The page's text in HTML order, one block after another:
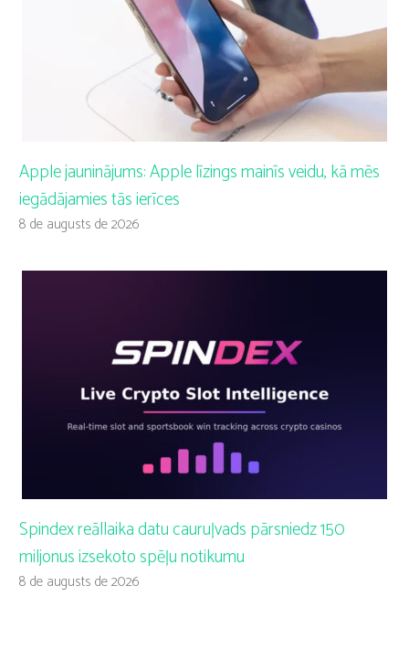
Apple jauninājums: Apple līzings mainīs veidu, kā mēs
iegādājamies tās ierīces
8 de augusts de 2026
Spindex reāllaika datu cauruļvads pārsniedz 150
miljonus izsekoto spēļu notikumu
8 de augusts de 2026